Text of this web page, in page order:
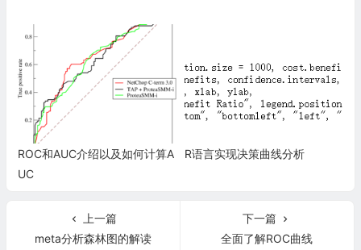
ROC和AUC介绍以及如何计算A
UC
R语言实现决策曲线分析
上一篇
meta分析森林图的解读
下一篇
全面了解ROC曲线